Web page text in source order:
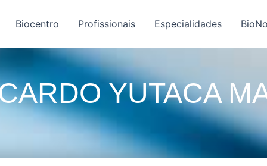
Biocentro Profissionais Especialidades
YUTACA